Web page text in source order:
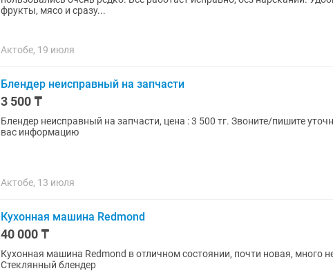
фрукты, мясо и сразу...
Актобе, 19 июля
Блендер неисправный на запчасти
3 500 ₸
Блендер неисправный на запчасти, цена : 3 500 тг. Звоните/пишите
вас информацию
Актобе, 13 июля
Кухонная машина Redmond
40 000 ₸
Кухонная машина Redmond в отличном состоянии, почти новая, много
Стеклянный блендер